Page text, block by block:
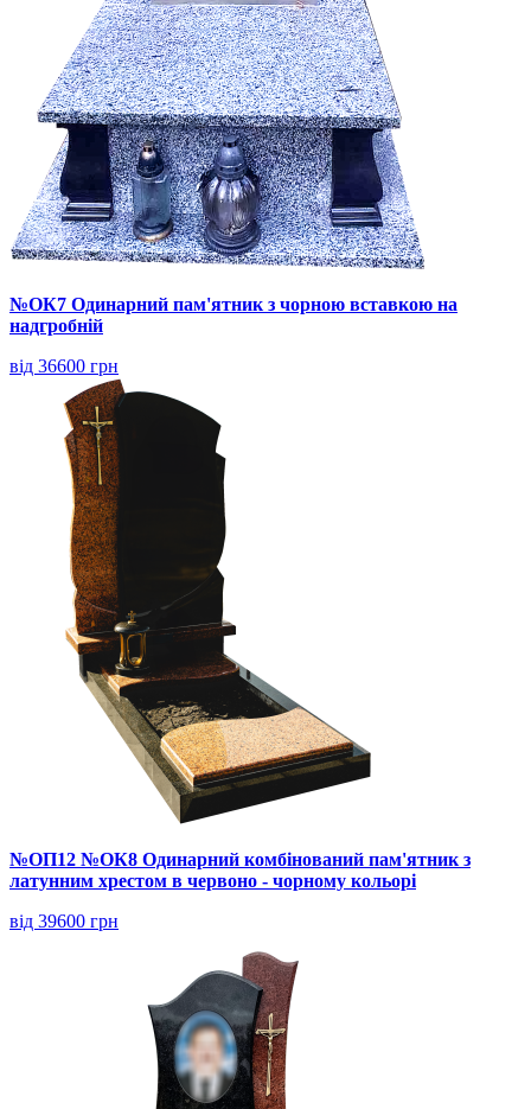
№ОК7 Одинарний пам'ятник з чорною вставкою на
надгробній
від 36600 грн
№ОП12 №ОК8 Одинарний комбінований пам'ятник з
латунним хрестом в червоно - чорному кольорі
від 39600 грн